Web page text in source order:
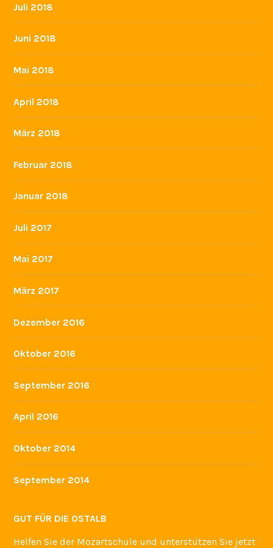
Juli 2018
Juni 2018
Mai 2018
April 2018
März 2018
Februar 2018
Januar 2018
Juli 2017
Mai 2017
März 2017
Dezember 2016
Oktober 2016
September 2016
April 2016
Oktober 2014
September 2014
GUT FÜR DIE OSTALB
Helfen Sie der Mozartschule und unterstützen Sie jetzt